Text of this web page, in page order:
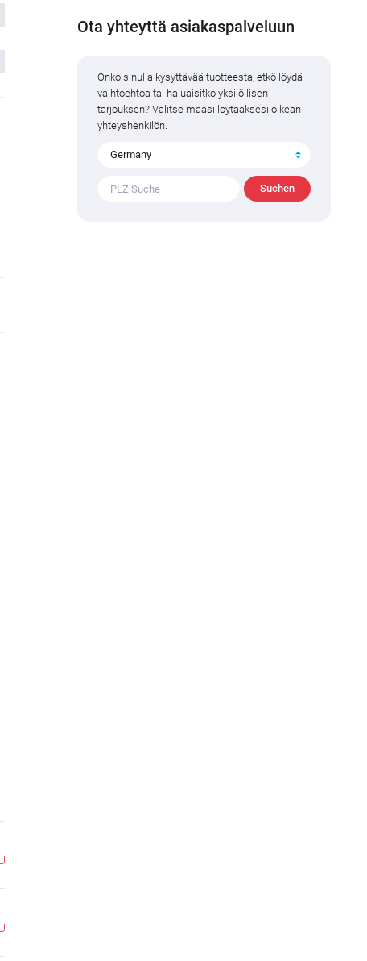
Ota yhteyttä asiakaspalveluun
Onko sinulla kysyttävää tuotteesta, etkö löydä
vaihtoehtoa tai haluaisitko yksilöllisen
tarjouksen? Valitse maasi löytääksesi oikean
yhteyshenkilön.
Germany